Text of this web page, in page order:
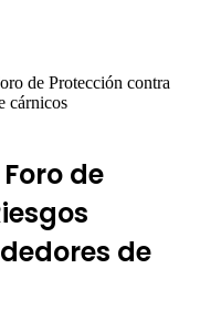
de Protección contra
cárnicos
de
de